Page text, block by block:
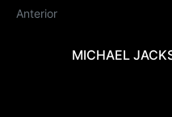
Anterior
MICHAEL